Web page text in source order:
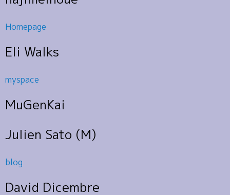
Homepage
Eli Walks
myspace
MuGenKai
Julien Sato (M)
blog
David Dicembre